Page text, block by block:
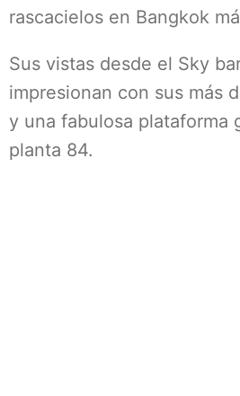
rascacielos en Bangkok
Sus vistas desde el Sky
impresionan con sus más
y una fabulosa plataforma
planta 84.